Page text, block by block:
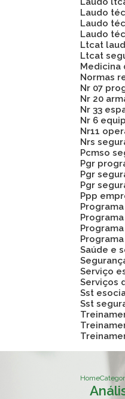
Laudo
Laudo
Laudo
Ltcat
Ltcat
Normas
Nr 07
Nr 20
Nr 33
Nr 6
Nr11
Nrs
Pcmso
Pgr
Pgr
Pgr
Ppp
Saúde e
Serviço
Sst
Sst
Home